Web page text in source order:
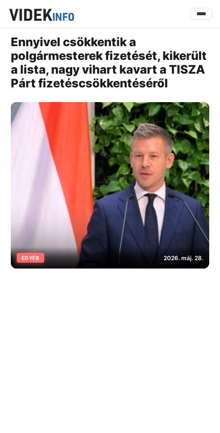
Ennyivel csökkentik a
polgármesterek fizetését, kikerült
a lista, nagy vihart kavart a TISZA
Párt fizetéscsökkentéséről
EGYÉB 2026. máj. 28.